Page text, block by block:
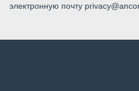
электронную почту